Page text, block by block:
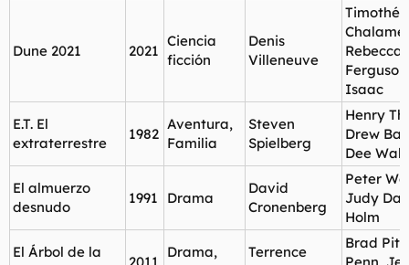
Dune 2021 2021
Ciencia
ficción
Denis
Villeneuve
Timothée
Rebecca
Isaac
E.T. El
extraterrestre
1982
Aventura,
Familia
Steven
Spielberg
Henry
Drew
Dee
El almuerzo
desnudo
1991 Drama
David
Cronenberg
Peter
Judy
Holm
El Árbol de la
2011
Drama,
Terrence
Brad
Penn,